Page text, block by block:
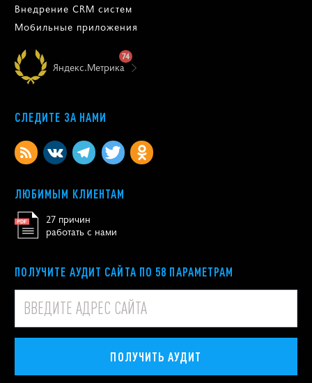
Внедрение CRM систем
Мобильные приложения
Яндекс.Метрика
74
СЛЕДИТЕ ЗА НАМИ
ЛЮБИМЫМ КЛИЕНТАМ
27 причин
работать с нами
ПОЛУЧИТЕ АУДИТ САЙТА ПО 58 ПАРАМЕТРАМ
ПОЛУЧИТЬ АУДИТ